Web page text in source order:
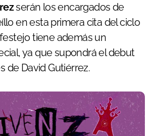
serán los encargados de
en esta primera cita del ciclo
tiene además un
ya que supondrá el debut
de David Gutiérrez.